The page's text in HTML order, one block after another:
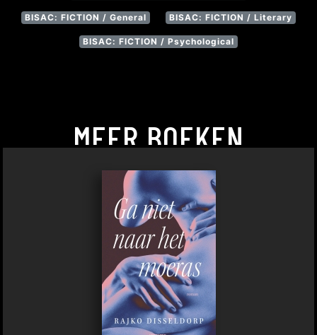
BISAC: FICTION / General BISAC: FICTION / Literary
BISAC: FICTION / Psychological
MEER BOEKEN